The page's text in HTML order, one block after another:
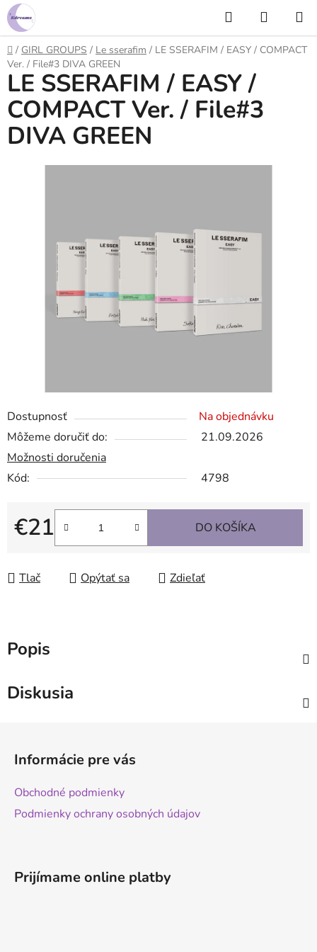
Prejsť
na
obsah
Hľadať
KOŠÍK
Domov
/ GIRL GROUPS / Le sserafim / LE SSERAFIM / EASY / COMPACT
Ver. / File#3 DIVA GREEN
Dostupnosť
Na objednávku
Môžeme doručiť do:
21.09.2026
Možnosti doručenia
Kód:
4798
€21
Jednotková cena:
DO KOŠÍKA
Tlač Opýtať sa Zdieľať
LE SSERAFIM / EASY /
COMPACT Ver. / File#3
DIVA GREEN
Popis
Diskusia
Informácie pre vás
Obchodné podmienky
Podmienky ochrany osobných údajov
Prijímame online platby